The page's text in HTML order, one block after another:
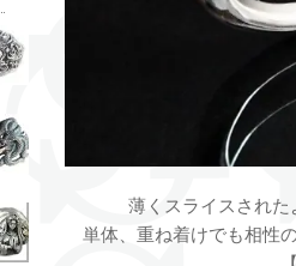
薄くスライスされ
単体、重ね着けでも相性